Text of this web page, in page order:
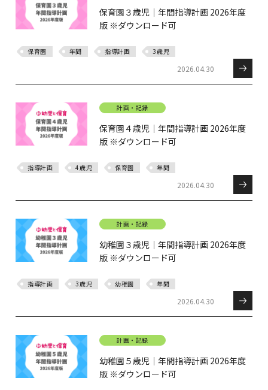
保育園３歳児｜年間指導計画 2026年度
版 ※ダウンロード可
保育園 年間 指導計画 3歳児
2026.04.30
計画・記録
保育園４歳児｜年間指導計画 2026年度
版 ※ダウンロード可
指導計画 4歳児 保育園 年間
2026.04.30
計画・記録
幼稚園３歳児｜年間指導計画 2026年度
版 ※ダウンロード可
指導計画 3歳児 幼稚園 年間
2026.04.30
計画・記録
幼稚園５歳児｜年間指導計画 2026年度
版 ※ダウンロード可